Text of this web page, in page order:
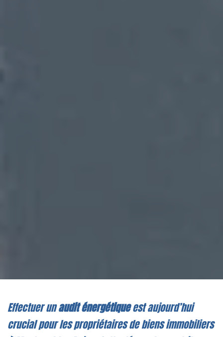
Effectuer unaudit énergétiqueest aujourd’hui
crucial pour les propriétaires de biens immobiliers